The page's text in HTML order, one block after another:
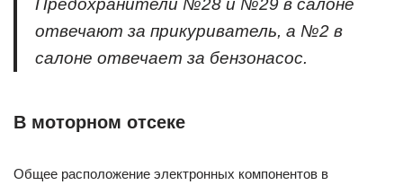
Предохранители №28 и №29 в салоне
отвечают за прикуриватель, а №2 в
салоне отвечает за бензонасос.
В моторном отсеке
Общее расположение электронных компонентов в